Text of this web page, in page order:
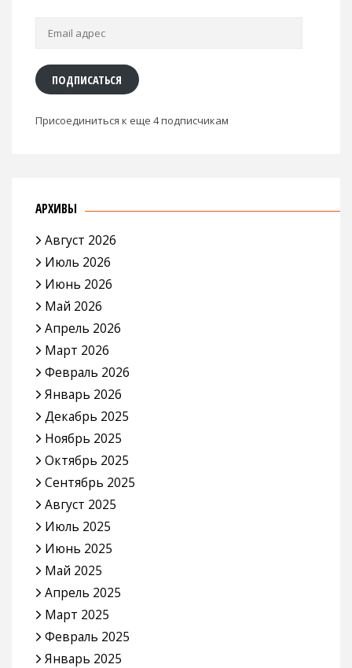
Email
ПОДПИСАТЬСЯ
Присоединиться к еще 4 подписчикам
АРХИВЫ
Август 2026
Июль 2026
Июнь 2026
Май 2026
Апрель 2026
Март 2026
Февраль 2026
Январь 2026
Декабрь 2025
Ноябрь 2025
Октябрь 2025
Сентябрь 2025
Август 2025
Июль 2025
Июнь 2025
Май 2025
Апрель 2025
Март 2025
Февраль 2025
Январь 2025